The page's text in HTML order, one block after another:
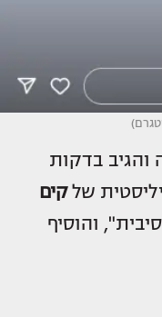
והגיב בדקות
שלקים
והוסיף